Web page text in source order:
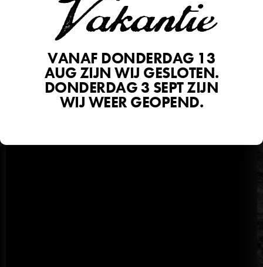
Vakantie
VANAF DONDERDAG 13
AUG ZIJN WIJ GESLOTEN.
DONDERDAG 3 SEPT ZIJN
WIJ WEER GEOPEND.